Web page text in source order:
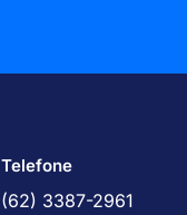
Telefone
(62) 3387-2961